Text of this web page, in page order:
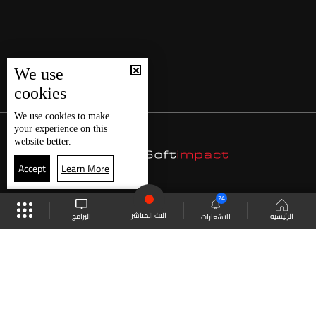
الرئيسية الاشعارات
24
البث المباشر البرامج
We use
cookies
We use cookies to make
your experience on this
website better.
Accept Learn More
موقع البرامج الجدول البث المباشر